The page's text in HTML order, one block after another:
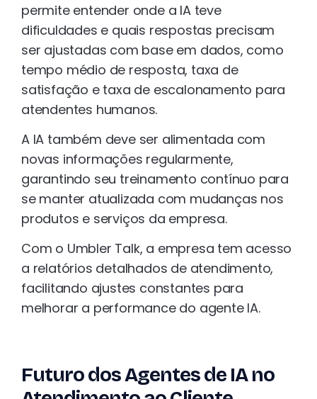
permite entender onde a IA teve
dificuldades e quais respostas precisam
ser ajustadas com base em dados, como
tempo médio de resposta, taxa de
satisfação e taxa de escalonamento para
atendentes humanos.
A IA também deve ser alimentada com
novas informações regularmente,
garantindo seu treinamento contínuo para
se manter atualizada com mudanças nos
produtos e serviços da empresa.
Com o Umbler Talk, a empresa tem acesso
a relatórios detalhados de atendimento,
facilitando ajustes constantes para
melhorar a performance do agente IA.
Futuro dos Agentes de IA no